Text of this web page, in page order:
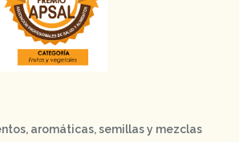
aromáticas, semillas y mezclas